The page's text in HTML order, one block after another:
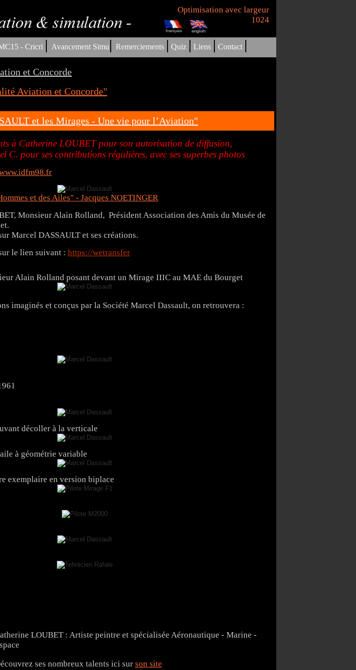
Optimisation avec largeur
1024
- Cricri | Avancement Simu| Remerciements | Quiz | Liens | Contact |
et Concorde
Aviation et Concorde"
et les Mirages - Une vie pour l’Aviation"
à Catherine LOUBET pour son autorisation de diffusion,
C. pour ses contributions régulières, avec ses superbes photos
et des Ailes" - Jacques NOETINGER
Monsieur Alain Rolland, Président Association des Amis du Musée de
Marcel DASSAULT et ses créations.
le lien suivant : https://wetransfer
Alain Rolland posant devant un Mirage IIIC au MAE du Bourget
imaginés et conçus par la Société Marcel Dassault, on retrouvera :
décoller à la verticale
à géométrie variable
exemplaire en version biplace
LOUBET : Artiste peintre et spécialisée Aéronautique - Marine -
ses nombreux talents ici sur son site